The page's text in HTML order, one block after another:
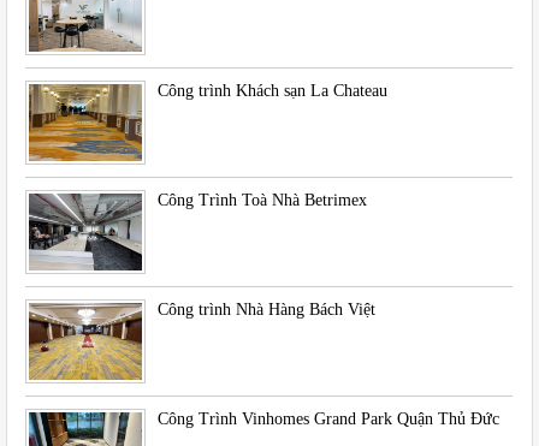
Công trình Khách sạn La Chateau
Công Trình Toà Nhà Betrimex
Công trình Nhà Hàng Bách Việt
Công Trình Vinhomes Grand Park Quận Thủ Đức